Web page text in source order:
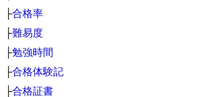
├合格率
├難易度
├勉強時間
├合格体験記
├合格証書